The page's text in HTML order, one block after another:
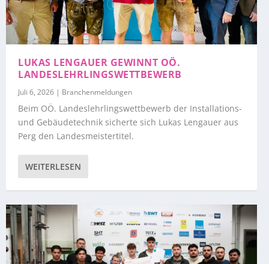
LUKAS LENGAUER GEWINNT OÖ.
LANDESLEHRLINGSWETTBEWERB
Juli 6, 2026 | Branchenmeldungen
Beim OÖ. Landeslehrlingswettbewerb der Installations-
und Gebäudetechnik sicherte sich Lukas Lengauer aus
Perg den Landesmeistertitel.
WEITERLESEN